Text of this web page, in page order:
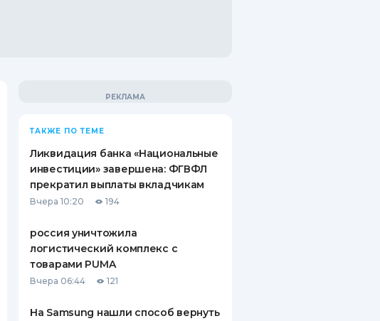
ТАКЖЕ ПО ТЕМЕ
Ликвидация банка «Национальные
инвестиции» завершена: ФГВФЛ
прекратил выплаты вкладчикам
Вчера 10:20 194
россия уничтожила
логистический комплекс с
товарами PUMA
Вчера 06:44 121
На Samsung нашли способ вернуть